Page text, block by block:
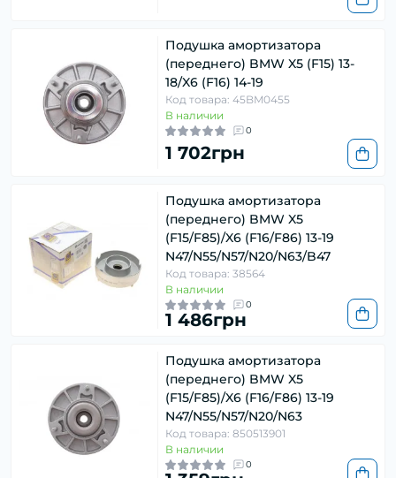
Подушка амортизатора
(переднего) BMW X5 (F15) 13-
18/X6 (F16) 14-19
Код товара: 45BM0455
В наличии
0
1 702грн
Подушка амортизатора
(переднего) BMW X5
(F15/F85)/X6 (F16/F86) 13-19
N47/N55/N57/N20/N63/B47
Код товара: 38564
В наличии
0
1 486грн
Подушка амортизатора
(переднего) BMW X5
(F15/F85)/X6 (F16/F86) 13-19
N47/N55/N57/N20/N63
Код товара: 850513901
В наличии
0